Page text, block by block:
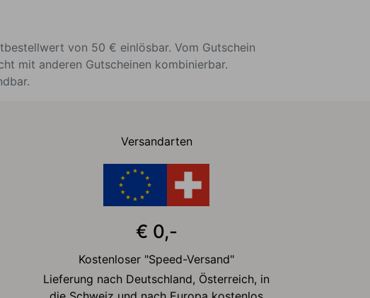
von 50 € einlösbar. Vom Gutschein
mit anderen Gutscheinen kombinierbar.
Versandarten
€ 0,-
Kostenloser "Speed-Versand"
Lieferung nach Deutschland, Österreich, in